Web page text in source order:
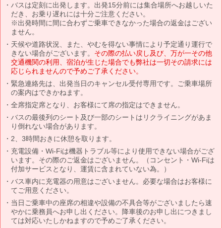
バスは定刻に出発します。出発15分前には集合場所へお越しいた
だき、お乗り遅れには十分ご注意ください。
※出発時間に間に合わずご乗車できなかった場合の返金はござい
ません。
天候や道路状況、また、やむを得ない事情により予定通り運行で
きない場合がございます。 その際の払い戻し及び、万が一その他
交通機関の利用、宿泊が生じた場合でも弊社は一切その請求には
応じられませんので予めご了承ください。
緊急連絡先は、出発当日のキャンセル受付専用です。ご乗車場所
の案内はできかねます。
全席指定席となり、お客様にて席の指定はできません。
バスの最後列のシート及び一部のシートはリクライニングがあま
り倒れない場合があります。
2、3時間おきに休憩を取ります。
充電設備・Wi-Fiは機器トラブル等により使用できない場合がござ
います。その際のご返金はございません。（コンセント・Wi-Fiは
付加サービスとなり、運賃に含まれていない為。）
バス車内に充電器の用意はございません。必要な場合はお客様に
てご用意ください。
当日ご乗車中の座席の相違や設備の不具合等がございましたら速
やかに乗務員へお申し出ください。降車後のお申し出につきまし
ては対応いたしかねますので予めご了承ください。